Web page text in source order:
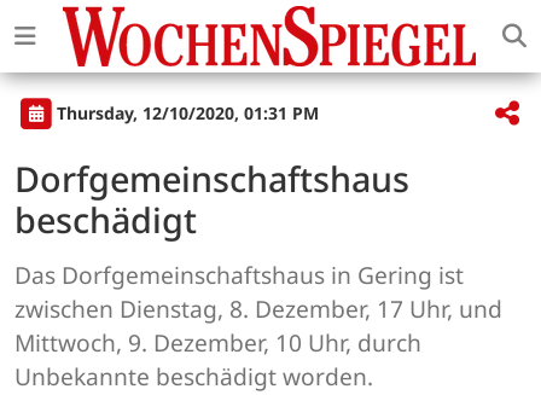
Thursday, 12/10/2020, 01:31 PM
Dorfgemeinschaftshaus
beschädigt
Das Dorfgemeinschaftshaus in Gering ist
zwischen Dienstag, 8. Dezember, 17 Uhr, und
Mittwoch, 9. Dezember, 10 Uhr, durch
Unbekannte beschädigt worden.